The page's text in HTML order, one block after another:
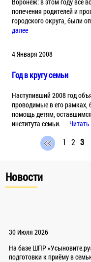
Воронеж: в этом году все
попечения родителей и
городского округа, были
далее
4 Января 2008
Год в кругу семьи
Наступивший 2008 год
проводимые в его рамках,
помощь детям,
института семьи.
Читать
1 2 3
Новости
30 Июля 2026
На базе ШПР
подготовки к приёму в